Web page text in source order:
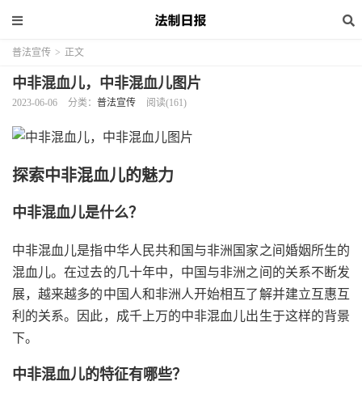
普法宣传 > 正文
中非混血儿，中非混血儿图片
2023-06-06 分类： 普法宣传 阅读(161)
探索中非混血儿的魅力
中非混血儿是什么？
中非混血儿是指中华人民共和国与非洲国家之间婚姻所生的
混血儿。在过去的几十年中，中国与非洲之间的关系不断发
展，越来越多的中国人和非洲人开始相互了解并建立互惠互
利的关系。因此，成千上万的中非混血儿出生于这样的背景
下。
中非混血儿的特征有哪些？